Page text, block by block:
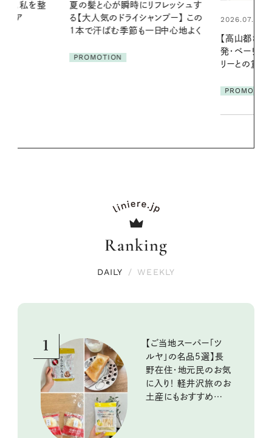
レッシュす
プー】 この
2026.07.21
リーとの重ねづけも素敵な大人の
やりジェルと
ア
Ranking
DAILY / WEEKLY
1
【ご当地スーパー「ツ
ルヤ」の名品5選】長
野在住・地元民のお気
に入り！ 軽井沢旅のお
土産にもおすすめのお